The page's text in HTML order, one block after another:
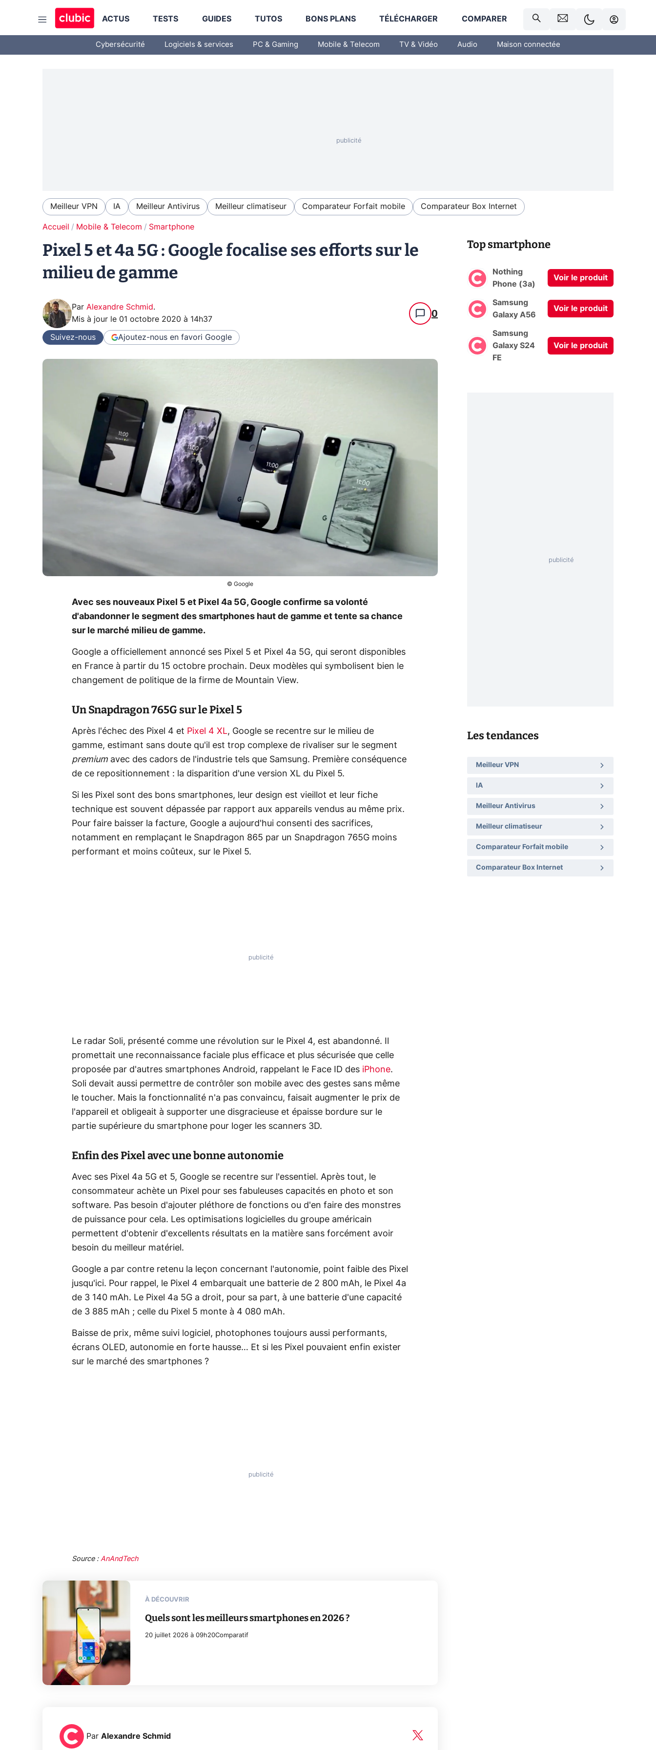
ACTUS TESTS GUIDES TUTOS BONS PLANS TÉLÉCHARGER COMPARER
Cybersécurité Logiciels & services PC & Gaming Mobile & Telecom TV & Vidéo Audio Maison connectée
Meilleur VPN IA Meilleur Antivirus Meilleur climatiseur Comparateur Forfait mobile Comparateur Box Internet
Accueil Mobile & Telecom Smartphone
Pixel 5 et 4a 5G : Google focalise ses efforts sur le
milieu de gamme
Par Alexandre Schmid.
Mis à jour le 01 octobre 2020 à 14h37 0
Suivez-nous Ajoutez-nous en favori Google
© Google
Avec ses nouveaux Pixel 5 et Pixel 4a 5G, Google confirme sa volonté
d'abandonner le segment des smartphones haut de gamme et tente sa chance
sur le marché milieu de gamme.
Google a officiellement annoncé ses Pixel 5 et Pixel 4a 5G, qui seront disponibles
en France à partir du 15 octobre prochain. Deux modèles qui symbolisent bien le
changement de politique de la firme de Mountain View.
Un Snapdragon 765G sur le Pixel 5
Après l'échec des Pixel 4 et Pixel 4 XL, Google se recentre sur le milieu de
gamme, estimant sans doute qu'il est trop complexe de rivaliser sur le segment
premium avec des cadors de l'industrie tels que Samsung. Première conséquence
de ce repositionnement : la disparition d'une version XL du Pixel 5.
Si les Pixel sont des bons smartphones, leur design est vieillot et leur fiche
technique est souvent dépassée par rapport aux appareils vendus au même prix.
Pour faire baisser la facture, Google a aujourd'hui consenti des sacrifices,
notamment en remplaçant le Snapdragon 865 par un Snapdragon 765G moins
performant et moins coûteux, sur le Pixel 5.
Le radar Soli, présenté comme une révolution sur le Pixel 4, est abandonné. Il
promettait une reconnaissance faciale plus efficace et plus sécurisée que celle
proposée par d'autres smartphones Android, rappelant le Face ID des iPhone.
Soli devait aussi permettre de contrôler son mobile avec des gestes sans même
le toucher. Mais la fonctionnalité n'a pas convaincu, faisait augmenter le prix de
l'appareil et obligeait à supporter une disgracieuse et épaisse bordure sur le
partie supérieure du smartphone pour loger les scanners 3D.
Enfin des Pixel avec une bonne autonomie
Avec ses Pixel 4a 5G et 5, Google se recentre sur l'essentiel. Après tout, le
consommateur achète un Pixel pour ses fabuleuses capacités en photo et son
software. Pas besoin d'ajouter pléthore de fonctions ou d'en faire des monstres
de puissance pour cela. Les optimisations logicielles du groupe américain
permettent d'obtenir d'excellents résultats en la matière sans forcément avoir
besoin du meilleur matériel.
Google a par contre retenu la leçon concernant l'autonomie, point faible des Pixel
jusqu'ici. Pour rappel, le Pixel 4 embarquait une batterie de 2 800 mAh, le Pixel 4a
de 3 140 mAh. Le Pixel 4a 5G a droit, pour sa part, à une batterie d'une capacité
de 3 885 mAh ; celle du Pixel 5 monte à 4 080 mAh.
Baisse de prix, même suivi logiciel, photophones toujours aussi performants,
écrans OLED, autonomie en forte hausse… Et si les Pixel pouvaient enfin exister
sur le marché des smartphones ?
Source : AnAndTech
À DÉCOUVRIR
Quels sont les meilleurs smartphones en 2026 ?
20 juillet 2026 à 09h20Comparatif
Par Alexandre Schmid
Top smartphone
Nothing
Phone (3a)
Voir le produit
Samsung
Galaxy A56
Voir le produit
Samsung
Galaxy S24
FE
Voir le produit
Les tendances
Meilleur VPN
IA
Meilleur Antivirus
Meilleur climatiseur
Comparateur Forfait mobile
Comparateur Box Internet